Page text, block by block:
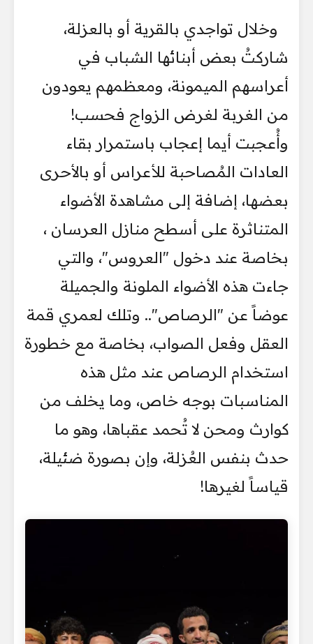
وخلال تواجدي بالقرية أو بالعزلة،
شاركتُ بعض أبنائها الشباب في
أعراسهم الميمونة، ومعظمهم يعودون
من الغربة لغرض الزواج فحسب!
وأُعجبت أيما إعجاب باستمرار بقاء
العادات المُصاحبة للأعراس أو بالأحرى
بعضها، إضافة إلى مشاهدة الأضواء
المتناثرة على أسطح منازل العرسان ،
بخاصة عند دخول "العروس"، والتي
جاءت هذه الأضواء الملونة والجميلة
عوضاً عن "الرصاص".. وتلك لعمري قمة
العقل وفعل الصواب، بخاصة مع خطورة
استخدام الرصاص عند مثل هذه
المناسبات بوجه خاص، وما يخلف من
كوارث ومحن لا تُحمد عقباها، وهو ما
حدث بنفس العُزلة، وإن بصورة ضئيلة،
قياساً لغيرها!